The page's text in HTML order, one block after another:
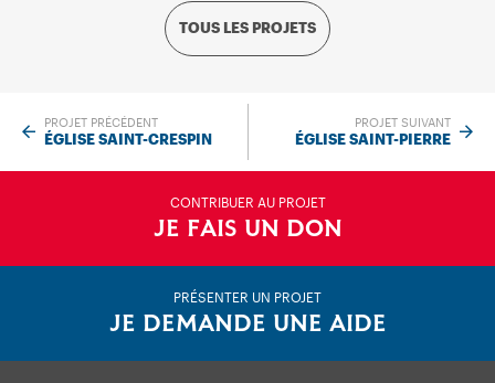
TOUS LES PROJETS
PROJET PRÉCÉDENT
ÉGLISE SAINT-CRESPIN
PROJET SUIVANT
ÉGLISE SAINT-PIERRE
CONTRIBUER AU PROJET
JE FAIS UN DON
PRÉSENTER UN PROJET
JE DEMANDE UNE AIDE